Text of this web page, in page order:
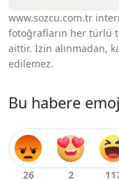
www.sozcu.com.tr
fotoğrafların her türlü
aittir. İzin alınmadan,
edilemez.
Bu habere